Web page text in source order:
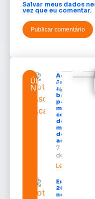
Salvar meus dados
vez que eu comentar.
ÚLTIMAS
NOTÍCIAS
Acácio
Favacho
apresenta
balanço
parcial do
mandato
com mais
de R$ 668
milhões
destinados
ao Amapá
7 de agosto
de 2026
Leia mais »
Expofeira
2026
neste